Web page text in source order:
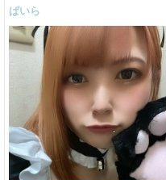
ぱいら